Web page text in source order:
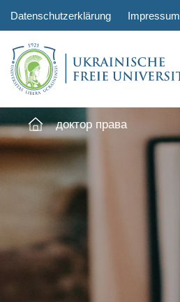
Datenschutzerklärung Impressum
доктор права